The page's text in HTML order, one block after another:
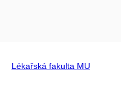
Lékařská fakulta MU